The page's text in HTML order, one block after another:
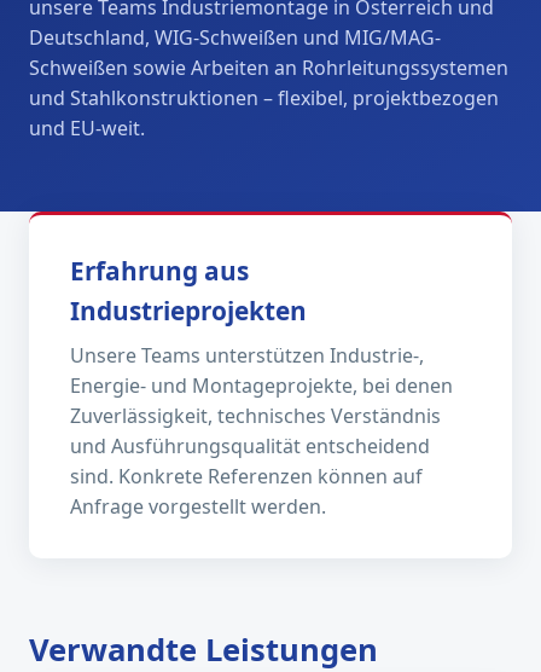
unsere Teams Industriemontage in Österreich und
Deutschland, WIG-Schweißen und MIG/MAG-
Schweißen sowie Arbeiten an Rohrleitungssystemen
und Stahlkonstruktionen – flexibel, projektbezogen
und EU-weit.
Erfahrung aus
Industrieprojekten
Unsere Teams unterstützen Industrie-,
Energie- und Montageprojekte, bei denen
Zuverlässigkeit, technisches Verständnis
und Ausführungsqualität entscheidend
sind. Konkrete Referenzen können auf
Anfrage vorgestellt werden.
Verwandte Leistungen